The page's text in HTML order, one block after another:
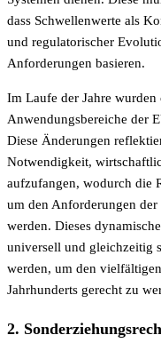
dass Schwellenwerte als
und regulatorischer
Anforderungen basieren.
Im Laufe der Jahre
Anwendungsbereiche der
Diese Änderungen
Notwendigkeit,
aufzufangen, wodurch die
um den Anforderungen der
werden. Dieses
universell und gleichzeitig
werden, um den
Jahrhunderts gerecht zu
2.